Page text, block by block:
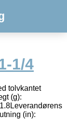
1/4
tolvkantet
(g):
(in):